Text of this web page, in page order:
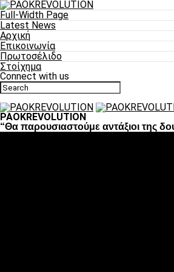
Full-Width Page
Latest News
Αρχική
Επικοινωνία
Πρωτοσέλιδο
Στοίχημα
Connect with us
PAOKREVOLUTION
“Θα παρουσιαστούμε αντάξιοι της